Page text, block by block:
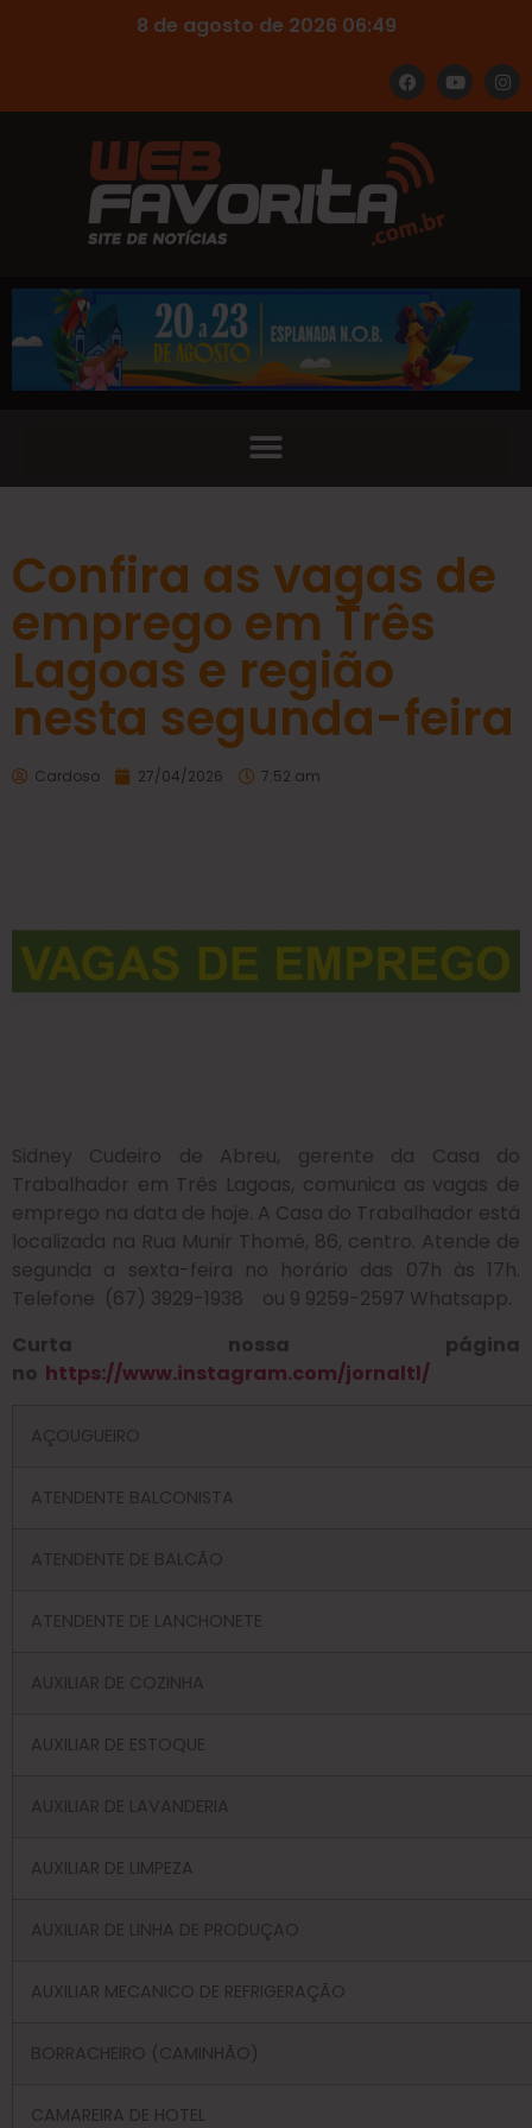
8 de agosto de 2026 06:49
Confira as vagas de
emprego em Três
Lagoas e região
nesta segunda-feira
Cardoso 27/04/2026 7:52 am
Sidney Cudeiro de Abreu, gerente da Casa do
Trabalhador em Três Lagoas, comunica as vagas de
emprego na data de hoje. A Casa do Trabalhador está
localizada na Rua Munir Thomé, 86, centro. Atende de
segunda a sexta-feira no horário das 07h às 17h.
Telefone (67) 3929-1938 ou 9 9259-2597 Whatsapp.
Curta nossa página
no https://www.instagram.com/jornaltl/
AÇOUGUEIRO
ATENDENTE BALCONISTA
ATENDENTE DE BALCÃO
ATENDENTE DE LANCHONETE
AUXILIAR DE COZINHA
AUXILIAR DE ESTOQUE
AUXILIAR DE LAVANDERIA
AUXILIAR DE LIMPEZA
AUXILIAR DE LINHA DE PRODUÇAO
AUXILIAR MECANICO DE REFRIGERAÇÃO
BORRACHEIRO (CAMINHÃO)
CAMAREIRA DE HOTEL